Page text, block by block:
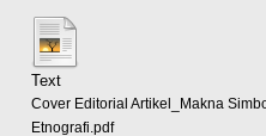
Text
Cover Editorial Artikel_Makna
Etnografi.pdf